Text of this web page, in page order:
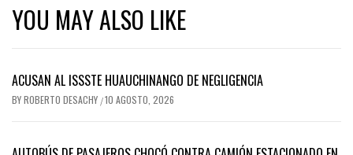
YOU MAY ALSO LIKE
ACUSAN AL ISSSTE HUAUCHINANGO DE NEGLIGENCIA
BYROBERTO DESACHY /10 AGOSTO, 2026